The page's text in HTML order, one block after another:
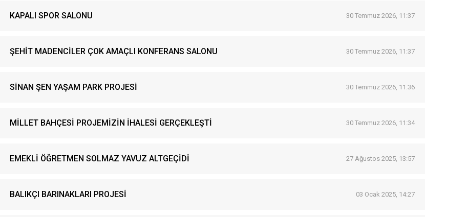
KAPALI SPOR SALONU 30 Temmuz 2026, 11:37
ŞEHİT MADENCİLER ÇOK AMAÇLI KONFERANS SALONU 30 Temmuz 2026, 11:37
SİNAN ŞEN YAŞAM PARK PROJESİ 30 Temmuz 2026, 11:36
MİLLET BAHÇESİ PROJEMİZİN İHALESİ GERÇEKLEŞTİ 30 Temmuz 2026, 11:34
EMEKLİ ÖĞRETMEN SOLMAZ YAVUZ ALTGEÇİDİ 27 Ağustos 2025, 13:57
BALIKÇI BARINAKLARI PROJESİ 03 Ocak 2025, 14:27